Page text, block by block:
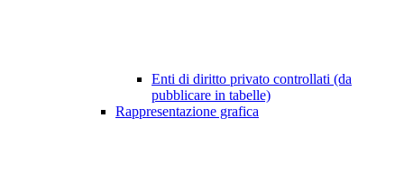
Enti di diritto privato controllati (da
pubblicare in tabelle)
Rappresentazione grafica